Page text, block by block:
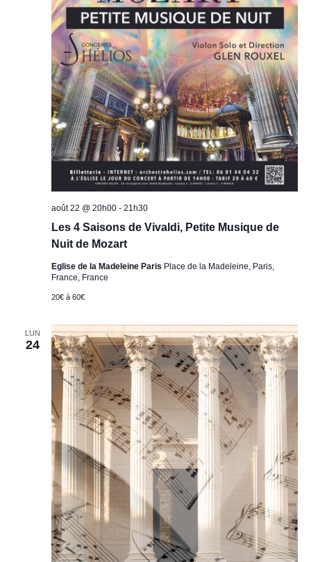
Les 4 Saisons de Vivaldi, Petite Musique de
Nuit de Mozart
août 22 @ 20h00- 21h30
Eglise de la Madeleine Paris Place de la Madeleine, Paris,
France, France
20€ à 60€
LUN
24